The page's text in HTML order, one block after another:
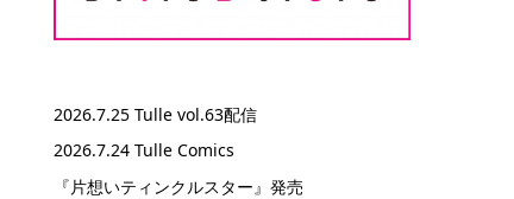
2026.7.25 Tulle vol.63配信
2026.7.24 Tulle Comics
『片想いティンクルスター』 発売